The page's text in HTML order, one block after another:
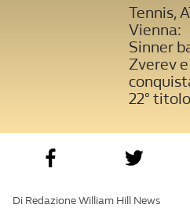
Tennis,
Vienna:
Sinner
Zverev e
22°
Di Redazione William Hill News